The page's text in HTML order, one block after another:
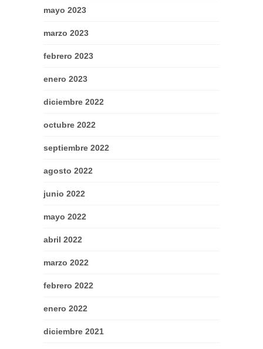
mayo 2023
marzo 2023
febrero 2023
enero 2023
diciembre 2022
octubre 2022
septiembre 2022
agosto 2022
junio 2022
mayo 2022
abril 2022
marzo 2022
febrero 2022
enero 2022
diciembre 2021